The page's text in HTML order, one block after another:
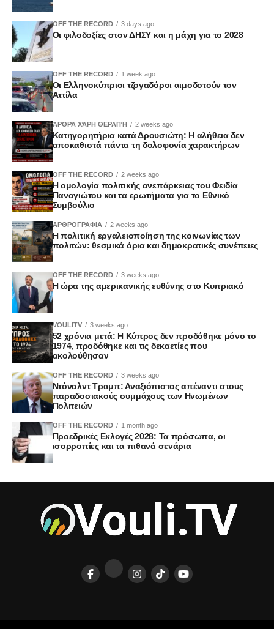
OFF THE RECORD 3 days ago
Οι φιλοδοξίες στον ΔΗΣΥ και η μάχη για το 2028
OFF THE RECORD 1 week ago
Οι Ελληνοκύπριοι τζογαδόροι αιμοδοτούν τον
Αττίλα
ΆΡΘΡΑ ΧΆΡΗ ΘΕΡΑΠΉ 2 weeks ago
Κατηγορητήρια κατά Δρουσιώτη: Η αλήθεια δεν
αποκαθιστά πάντα τη δολοφονία χαρακτήρων
OFF THE RECORD 2 weeks ago
Η ομολογία πολιτικής ανεπάρκειας του Φειδία
Παναγιώτου και τα ερωτήματα για το Εθνικό
Συμβούλιο
ΑΡΘΡΟΓΡΑΦΙΑ 2 weeks ago
Η πολιτική εργαλειοποίηση της κοινωνίας των
πολιτών: θεσμικά όρια και δημοκρατικές συνέπειες
OFF THE RECORD 3 weeks ago
Η ώρα της αμερικανικής ευθύνης στο Κυπριακό
VOULITV 3 weeks ago
52 χρόνια μετά: Η Κύπρος δεν προδόθηκε μόνο το
1974, προδόθηκε και τις δεκαετίες που
ακολούθησαν
OFF THE RECORD 3 weeks ago
Ντόναλντ Τραμπ: Αναξιόπιστος απέναντι στους
παραδοσιακούς συμμάχους των Ηνωμένων
Πολιτειών
OFF THE RECORD 1 month ago
Προεδρικές Εκλογές 2028: Τα πρόσωπα, οι
ισορροπίες και τα πιθανά σενάρια